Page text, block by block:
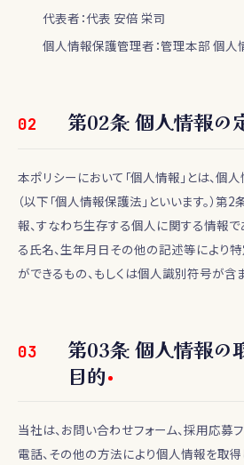
代表者：代表 安倍 栄司
個人情報保護管理者：管理本部 個
02 第02条個人情報の
本ポリシーにおいて「個人情報」とは、個
（以下「個人情報保護法」といいます。）
報、すなわち生存する個人に関する情報
る氏名、生年月日その他の記述等により
ができるもの、もしくは個人識別符号が含
03 第03条個人情報の
目的
当社は、お問い合わせフォーム、採用応募フ
電話、その他の方法により個人情報を取得